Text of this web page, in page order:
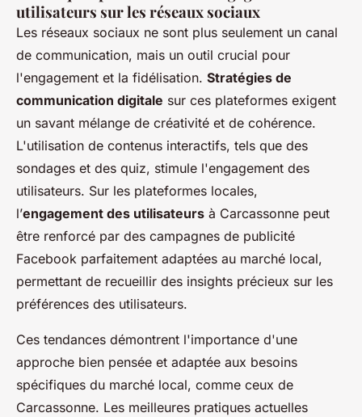
utilisateurs sur les réseaux sociaux
Les réseaux sociaux ne sont plus seulement un canal
de communication, mais un outil crucial pour
l'engagement et la fidélisation. Stratégies de
communication digitale sur ces plateformes exigent
un savant mélange de créativité et de cohérence.
L'utilisation de contenus interactifs, tels que des
sondages et des quiz, stimule l'engagement des
utilisateurs. Sur les plateformes locales,
l’engagement des utilisateurs à Carcassonne peut
être renforcé par des campagnes de publicité
Facebook parfaitement adaptées au marché local,
permettant de recueillir des insights précieux sur les
préférences des utilisateurs.
Ces tendances démontrent l'importance d'une
approche bien pensée et adaptée aux besoins
spécifiques du marché local, comme ceux de
Carcassonne. Les meilleures pratiques actuelles